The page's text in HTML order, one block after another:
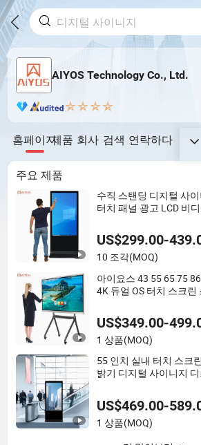
AIYOS Technology Co., Ltd.
홈페이지제품 회사 검색 연락하다
주요 제품
수직 스탠딩 디지털 사
터치 패널 광고 LCD 비
WiFi 바닥 스탠딩 키오스
US$299.00-
10 조각(MOQ)
아이요스 43 55 65 75
4K 듀얼 OS 터치 스크린
US$349.00-
1 상품(MOQ)
55 인치 실내 터치 스크
밝기 디지털 사이니지
US$469.00-
1 상품(MOQ)